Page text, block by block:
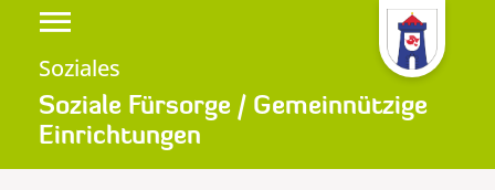
Soziales
Soziale Fürsorge / Gemeinnützige
Einrichtungen